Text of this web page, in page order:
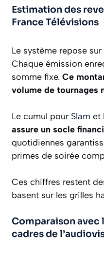
Estimation des
France Télévisions
Le système repose
Chaque émission
somme fixe. Ce
volume de tournages
Le cumul pour Slam et
assure un socle
quotidiennes
primes de soirée
Ces chiffres restent
basent sur les grilles
Comparaison avec
cadres de